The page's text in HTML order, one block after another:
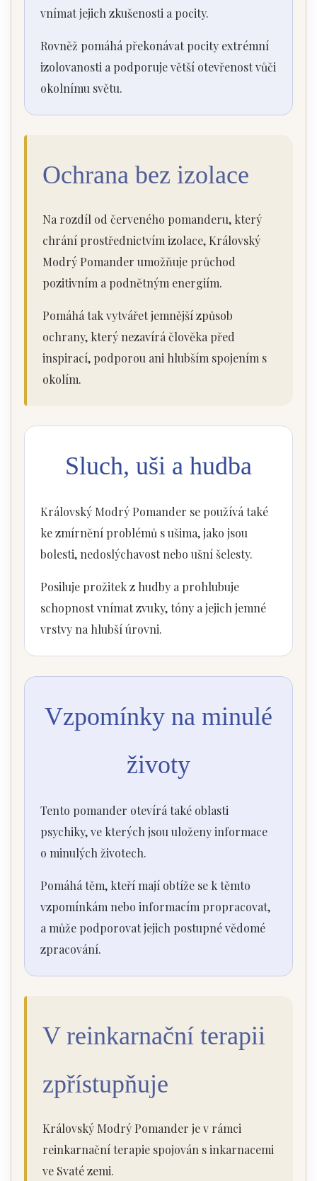
vnímat jejich zkušenosti a pocity.
Rovněž pomáhá překonávat pocity extrémní
izolovanosti a podporuje větší otevřenost vůči
okolnímu světu.
Ochrana bez izolace
Na rozdíl od červeného pomanderu, který
chrání prostřednictvím izolace, Královský
Modrý Pomander umožňuje průchod
pozitivním a podnětným energiím.
Pomáhá tak vytvářet jemnější způsob
ochrany, který nezavírá člověka před
inspirací, podporou ani hlubším spojením s
okolím.
Sluch, uši a hudba
Královský Modrý Pomander se používá také
ke zmírnění problémů s ušima, jako jsou
bolesti, nedoslýchavost nebo ušní šelesty.
Posiluje prožitek z hudby a prohlubuje
schopnost vnímat zvuky, tóny a jejich jemné
vrstvy na hlubší úrovni.
Vzpomínky na minulé
životy
Tento pomander otevírá také oblasti
psychiky, ve kterých jsou uloženy informace
o minulých životech.
Pomáhá těm, kteří mají obtíže se k těmto
vzpomínkám nebo informacím propracovat,
a může podporovat jejich postupné vědomé
zpracování.
V reinkarnační terapii
zpřístupňuje
Královský Modrý Pomander je v rámci
reinkarnační terapie spojován s inkarnacemi
ve Svaté zemi.